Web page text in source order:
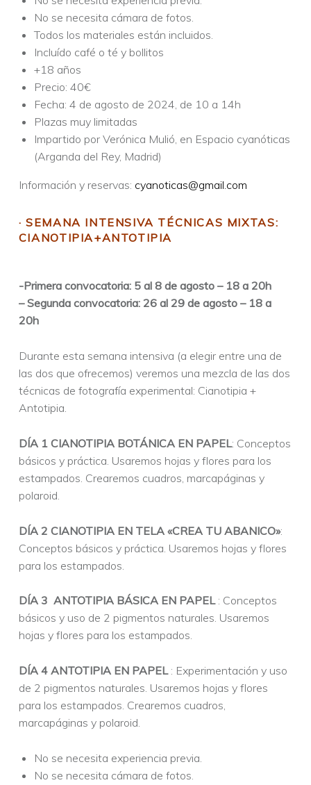
No se necesita cámara de fotos.
Todos los materiales están incluidos.
Incluído café o té y bollitos
+18 años
Precio: 40€
Fecha: 4 de agosto de 2024, de 10 a 14h
Plazas muy limitadas
Impartido por Verónica Mulió, en Espacio cyanóticas
(Arganda del Rey, Madrid)
Información y reservas: cyanoticas@gmail.com
· SEMANA INTENSIVA TÉCNICAS MIXTAS:
CIANOTIPIA+ANTOTIPIA
-Primera convocatoria: 5 al 8 de agosto – 18 a 20h
– Segunda convocatoria: 26 al 29 de agosto – 18 a
20h
Durante esta semana intensiva (a elegir entre una de
las dos que ofrecemos) veremos una mezcla de las dos
técnicas de fotografía experimental: Cianotipia +
Antotipia.
DÍA 1 CIANOTIPIA BOTÁNICA EN PAPEL: Conceptos
básicos y práctica. Usaremos hojas y flores para los
estampados. Crearemos cuadros, marcapáginas y
polaroid.
DÍA 2 CIANOTIPIA EN TELA «CREA TU ABANICO»:
Conceptos básicos y práctica. Usaremos hojas y flores
para los estampados.
DÍA 3 ANTOTIPIA BÁSICA EN PAPEL: Conceptos
básicos y uso de 2 pigmentos naturales. Usaremos
hojas y flores para los estampados.
DÍA 4 ANTOTIPIA EN PAPEL: Experimentación y uso
de 2 pigmentos naturales. Usaremos hojas y flores
para los estampados. Crearemos cuadros,
marcapáginas y polaroid.
No se necesita experiencia previa.
No se necesita cámara de fotos.